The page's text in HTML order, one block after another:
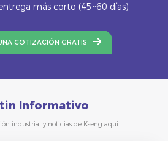
más corto (45~60 días)
COTIZACIÓN GRATIS
Informativo
industrial y noticias de Kseng aquí.